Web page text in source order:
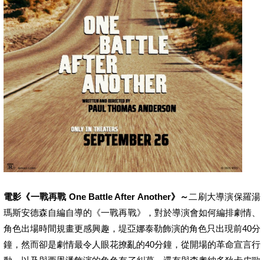
電影《一戰再戰 One Battle After Another》～ 二刷大導演保羅湯
瑪斯安德森自編自導的《一戰再戰》，對於導演會如何編排劇情、
角色出場時間規畫更感興趣，堤亞娜泰勒飾演的角色只出現前40分
鐘，然而卻是劇情最令人眼花撩亂的40分鐘，從開場的革命宣言行